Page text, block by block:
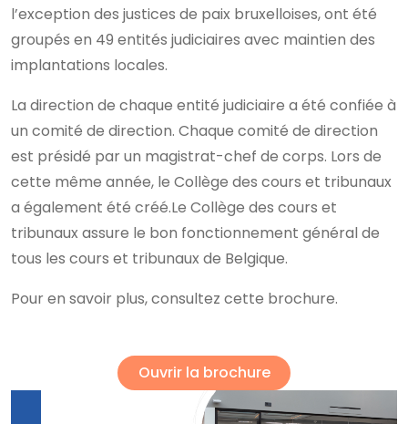
l’exception des justices de paix bruxelloises, ont été
groupés en 49 entités judiciaires avec maintien des
implantations locales.
La direction de chaque entité judiciaire a été confiée à
un comité de direction. Chaque comité de direction
est présidé par un magistrat-chef de corps. Lors de
cette même année, le Collège des cours et tribunaux
a également été créé.Le Collège des cours et
tribunaux assure le bon fonctionnement général de
tous les cours et tribunaux de Belgique.
Pour en savoir plus, consultez cette brochure.
Ouvrir la brochure